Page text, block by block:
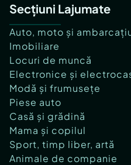
Secțiuni Lajumate
Auto, moto și
Imobiliare
Locuri de muncă
Electronice și
Modă și frumusețe
Piese auto
Casă și grădină
Mama și copilul
Sport, timp liber, artă
Animale de companie